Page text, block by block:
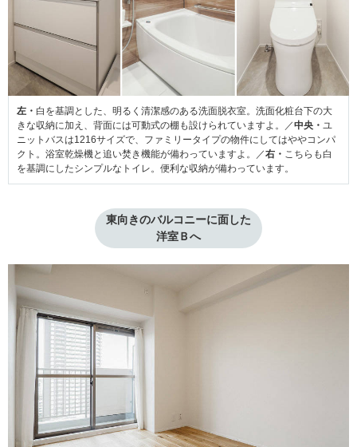
左・ 白を基調とした、明るく清潔感のある洗面脱衣室。洗面化粧台下の大
きな収納に加え、背面には可動式の棚も設けられていますよ。／中央・ ユ
ニットバスは1216サイズで、ファミリータイプの物件にしてはややコンパ
クト。浴室乾燥機と追い焚き機能が備わっていますよ。／右・ こちらも白
を基調にしたシンプルなトイレ。便利な収納が備わっています。
東向きのバルコニーに面した
洋室Ｂへ